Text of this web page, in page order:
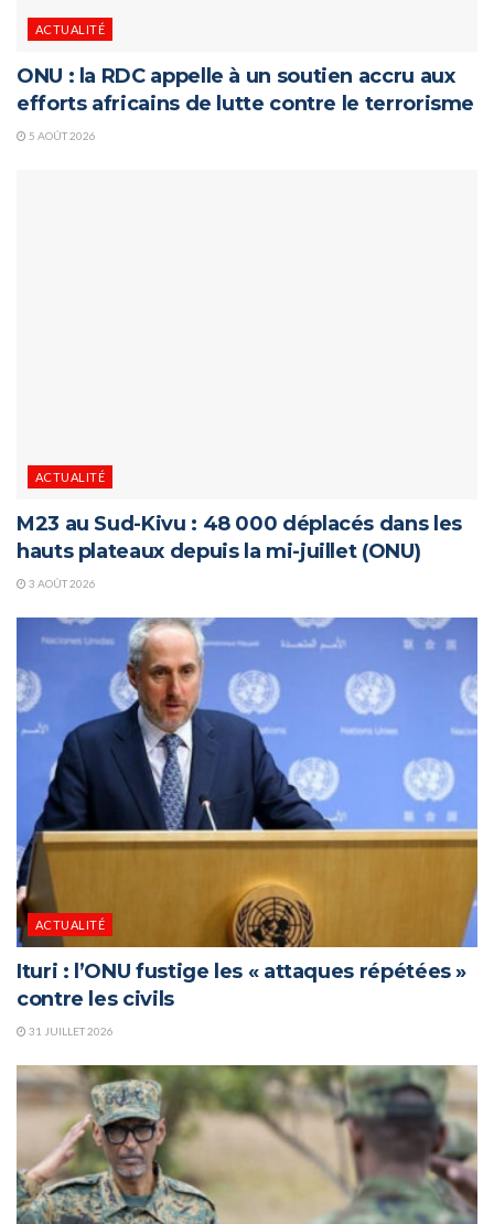
ACTUALITÉ
ONU : la RDC appelle à un soutien accru aux
efforts africains de lutte contre le terrorisme
5 AOÛT 2026
ACTUALITÉ
M23 au Sud-Kivu : 48 000 déplacés dans les
hauts plateaux depuis la mi-juillet (ONU)
3 AOÛT 2026
ACTUALITÉ
Ituri : l’ONU fustige les « attaques répétées »
contre les civils
31 JUILLET 2026